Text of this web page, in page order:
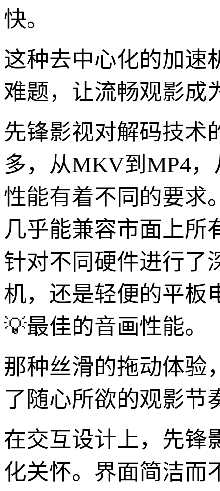
快。
这种去中心化的加速
难题，让流畅观影成
先锋影视对解码技术
多，从MKV到MP4
性能有着不同的要求
几乎能兼容市面上所
针对不同硬件进行了
机，还是轻便的平板
💡最佳的音画性能。
那种丝滑的拖动体验
了随心所欲的观影节
在交互设计上，先锋
化关怀。界面简洁而